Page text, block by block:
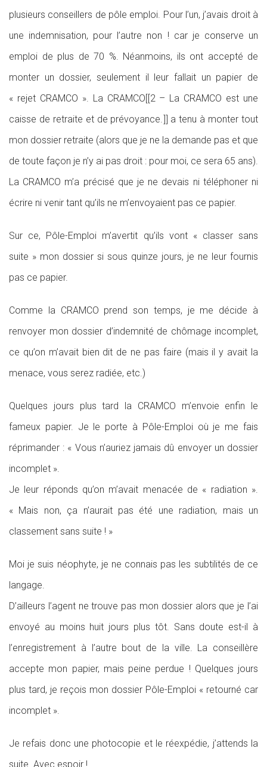
plusieurs conseillers de pôle emploi. Pour l’un, j’avais droit à
une indemnisation, pour l’autre non ! car je conserve un
emploi de plus de 70 %. Néanmoins, ils ont accepté de
monter un dossier, seulement il leur fallait un papier de
« rejet CRAMCO ». La CRAMCO[[2 – La CRAMCO est une
caisse de retraite et de prévoyance.]] a tenu à monter tout
mon dossier retraite (alors que je ne la demande pas et que
de toute façon je n’y ai pas droit : pour moi, ce sera 65 ans).
La CRAMCO m’a précisé que je ne devais ni téléphoner ni
écrire ni venir tant qu’ils ne m’envoyaient pas ce papier.
Sur ce, Pôle-Emploi m’avertit qu’ils vont « classer sans
suite » mon dossier si sous quinze jours, je ne leur fournis
pas ce papier.
Comme la CRAMCO prend son temps, je me décide à
renvoyer mon dossier d’indemnité de chômage incomplet,
ce qu’on m’avait bien dit de ne pas faire (mais il y avait la
menace, vous serez radiée, etc.)
Quelques jours plus tard la CRAMCO m’envoie enfin le
fameux papier. Je le porte à Pôle-Emploi où je me fais
réprimander : « Vous n’auriez jamais dû envoyer un dossier
incomplet ».
Je leur réponds qu’on m’avait menacée de « radiation ».
« Mais non, ça n’aurait pas été une radiation, mais un
classement sans suite ! »
Moi je suis néophyte, je ne connais pas les subtilités de ce
langage.
D’ailleurs l’agent ne trouve pas mon dossier alors que je l’ai
envoyé au moins huit jours plus tôt. Sans doute est-il à
l’enregistrement à l’autre bout de la ville. La conseillère
accepte mon papier, mais peine perdue ! Quelques jours
plus tard, je reçois mon dossier Pôle-Emploi « retourné car
incomplet ».
Je refais donc une photocopie et le réexpédie, j’attends la
suite. Avec espoir !